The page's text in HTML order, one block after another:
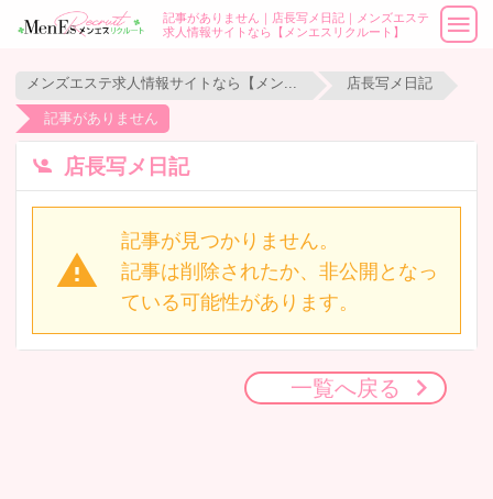
記事がありません｜店長写メ日記｜メンズエステ
求人情報サイトなら【メンエスリクルート】
店長写メ日記
記事がありません
店長写メ日記
記事が見つかりません。
記事は削除されたか、非公開となっ
ている可能性があります。
一覧へ戻る